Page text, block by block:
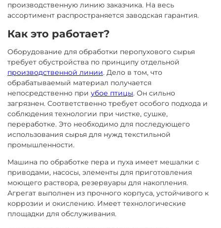
производственную линию заказчика. На весь
ассортимент распространяется заводская гарантия.
Как это работает?
Оборудование для обработки перопухового сырья
требует обустройства по принципу отдельной
производственной линии. Дело в том, что
обрабатываемый материал получается
непосредственно при убое птицы. Он сильно
загрязнен. Соответственно требует особого подхода и
соблюдения технологии при чистке, сушке,
переработке. Это необходимо для последующего
использования сырья для нужд текстильной
промышленности.
Машина по обработке пера и пуха имеет мешалки с
приводами, насосы, элементы для приготовления
моющего раствора, резервуары для накопления.
Агрегат выполнен из прочного корпуса, устойчивого к
коррозии и окислению. Имеет технологические
площадки для обслуживания.